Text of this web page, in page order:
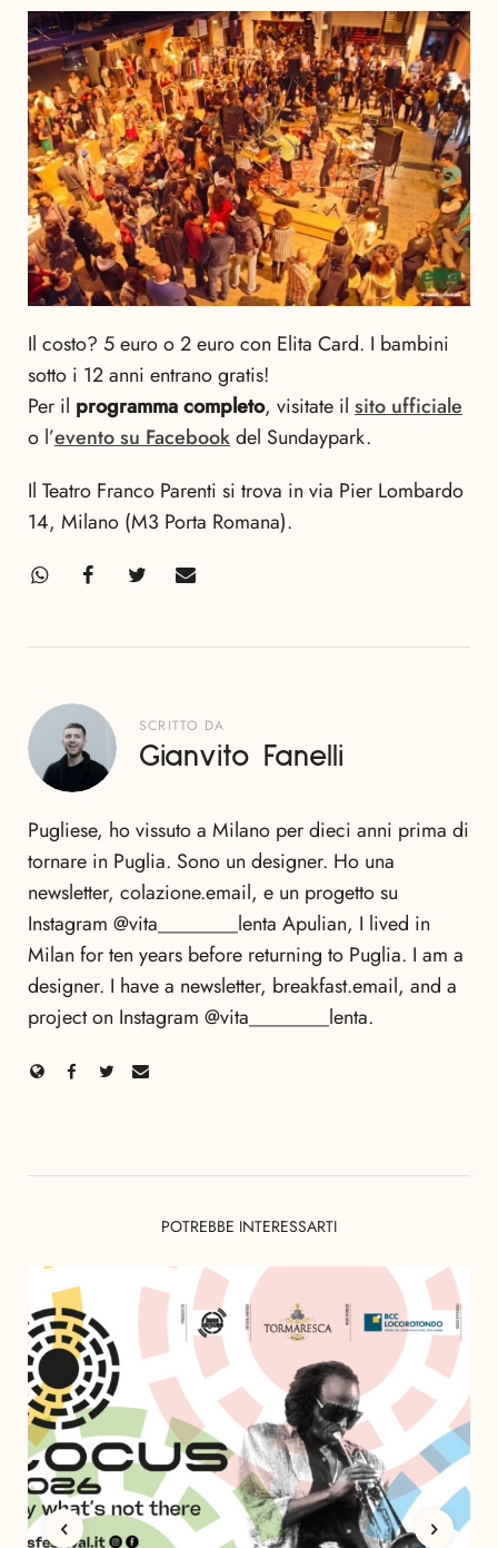
Il costo? 5 euro o 2 euro con Elita Card. I bambini
sotto i 12 anni entrano gratis!
Per il programma completo, visitate il sito ufficiale
o l’evento su Facebookdel Sundaypark.
Il Teatro Franco Parenti si trova in via Pier Lombardo
14, Milano (M3 Porta Romana).
SCRITTO DA
Gianvito Fanelli
Pugliese, ho vissuto a Milano per dieci anni prima di
tornare in Puglia. Sono un designer. Ho una
newsletter, colazione.email, e un progetto su
Instagram @vita________lenta Apulian, I lived in
Milan for ten years before returning to Puglia. I am a
designer. I have a newsletter, breakfast.email, and a
project on Instagram @vita________lenta.
POTREBBE INTERESSARTI